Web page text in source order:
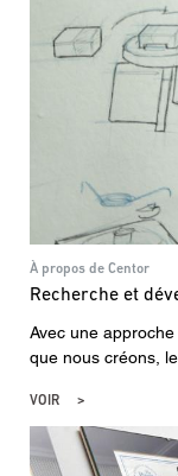
À propos de Centor
Recherche et
Avec une
que nous créons,
VOIR